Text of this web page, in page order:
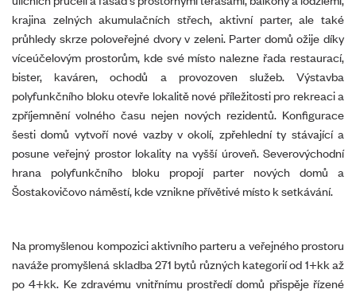
krajina zelných akumulačních střech, aktivní parter, ale také
průhledy skrze poloveřejné dvory v zeleni. Parter domů ožije díky
víceúčelovým prostorům, kde své místo nalezne řada restaurací,
bister, kaváren, ochodů a provozoven služeb. Výstavba
polyfunkčního bloku otevře lokalitě nové příležitosti pro rekreaci a
zpříjemnění volného času nejen nových rezidentů. Konfigurace
šesti domů vytvoří nové vazby v okolí, zpřehlední ty stávající a
posune veřejný prostor lokality na vyšší úroveň. Severovýchodní
hrana polyfunkčního bloku propojí parter nových domů a
Šostakovičovo náměstí, kde vznikne přívětivé místo k setkávání.
Na promyšlenou kompozici aktivního parteru a veřejného prostoru
naváže promyšlená skladba 271 bytů různých kategorií od 1+kk až
po 4+kk. Ke zdravému vnitřnímu prostředí domů přispěje řízené